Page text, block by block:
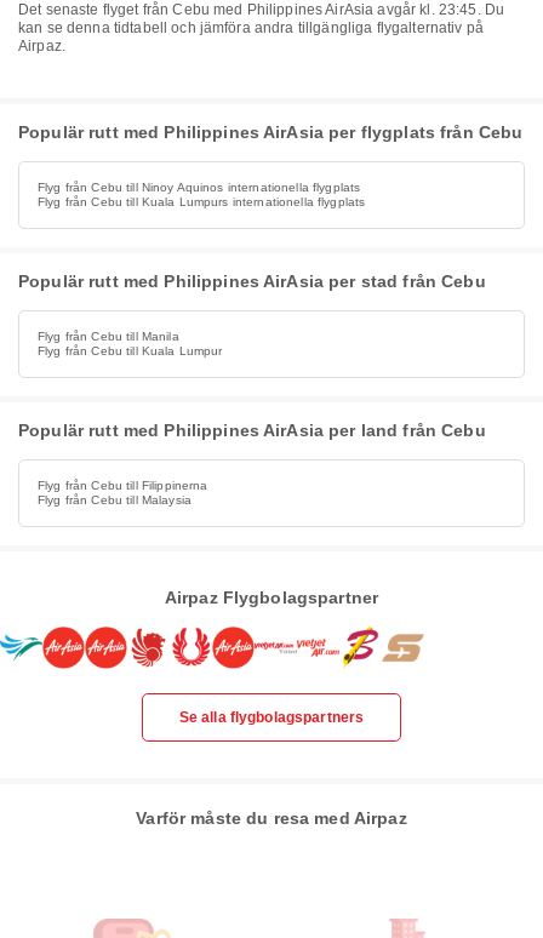
Det senaste flyget från Cebu med Philippines AirAsia avgår kl. 23:45. Du
kan se denna tidtabell och jämföra andra tillgängliga flygalternativ på
Airpaz.
Populär rutt med Philippines AirAsia per flygplats från Cebu
Flyg från Cebu till Ninoy Aquinos internationella flygplats
Flyg från Cebu till Kuala Lumpurs internationella flygplats
Populär rutt med Philippines AirAsia per stad från Cebu
Flyg från Cebu till Manila
Flyg från Cebu till Kuala Lumpur
Populär rutt med Philippines AirAsia per land från Cebu
Flyg från Cebu till Filippinerna
Flyg från Cebu till Malaysia
Airpaz Flygbolagspartner
Se alla flygbolagspartners
Varför måste du resa med Airpaz